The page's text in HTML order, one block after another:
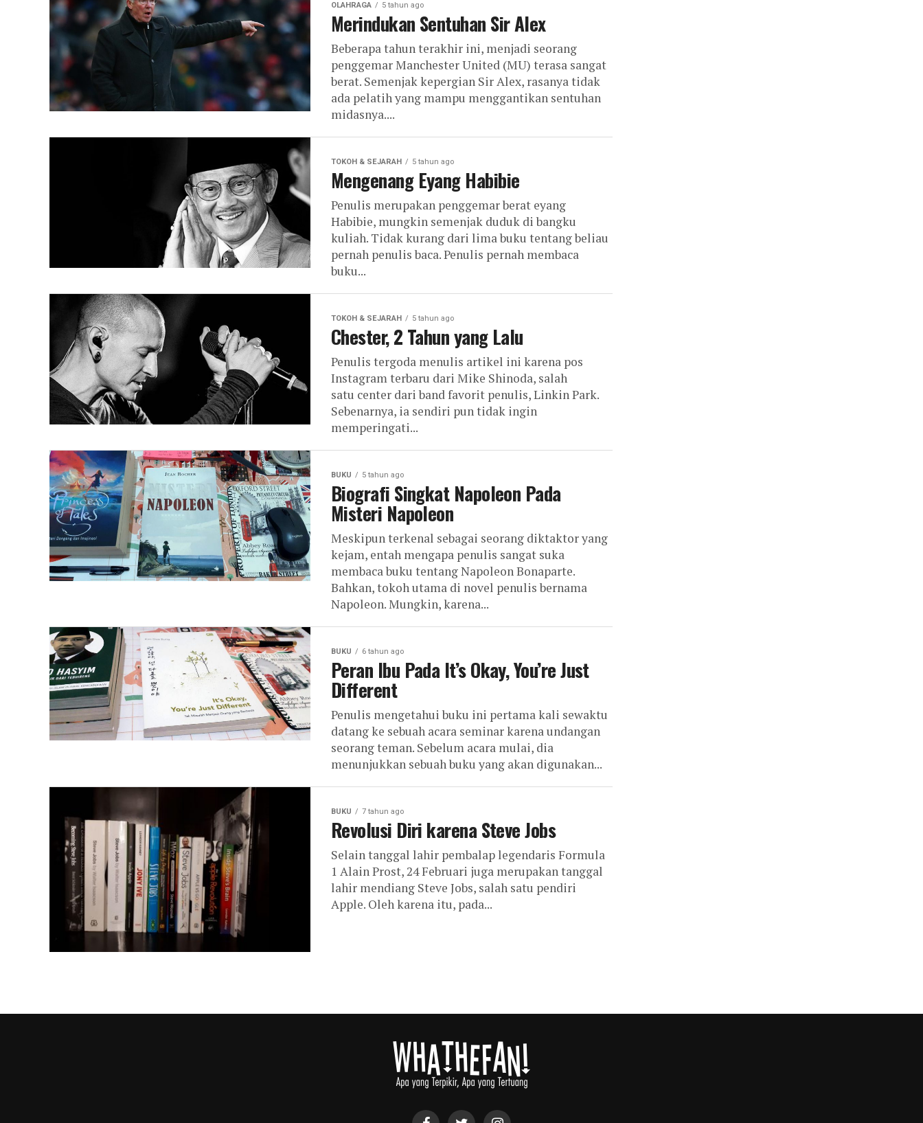
OLAHRAGA 5 tahun ago
Merindukan Sentuhan Sir Alex
Beberapa tahun terakhir ini, menjadi seorang
penggemar Manchester United (MU) terasa sangat
berat. Semenjak kepergian Sir Alex, rasanya tidak
ada pelatih yang mampu menggantikan sentuhan
midasnya....
TOKOH & SEJARAH 5 tahun ago
Mengenang Eyang Habibie
Penulis merupakan penggemar berat eyang
Habibie, mungkin semenjak duduk di bangku
kuliah. Tidak kurang dari lima buku tentang beliau
pernah penulis baca. Penulis pernah membaca
buku...
TOKOH & SEJARAH 5 tahun ago
Chester, 2 Tahun yang Lalu
Penulis tergoda menulis artikel ini karena pos
Instagram terbaru dari Mike Shinoda, salah
satu center dari band favorit penulis, Linkin Park.
Sebenarnya, ia sendiri pun tidak ingin
memperingati...
BUKU 5 tahun ago
Biografi Singkat Napoleon Pada
Misteri Napoleon
Meskipun terkenal sebagai seorang diktaktor yang
kejam, entah mengapa penulis sangat suka
membaca buku tentang Napoleon Bonaparte.
Bahkan, tokoh utama di novel penulis bernama
Napoleon. Mungkin, karena...
BUKU 6 tahun ago
Peran Ibu Pada It’s Okay, You’re Just
Different
Penulis mengetahui buku ini pertama kali sewaktu
datang ke sebuah acara seminar karena undangan
seorang teman. Sebelum acara mulai, dia
menunjukkan sebuah buku yang akan digunakan...
BUKU 7 tahun ago
Revolusi Diri karena Steve Jobs
Selain tanggal lahir pembalap legendaris Formula
1 Alain Prost, 24 Februari juga merupakan tanggal
lahir mendiang Steve Jobs, salah satu pendiri
Apple. Oleh karena itu, pada...